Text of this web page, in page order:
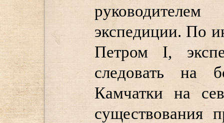
экспедиции. По
Петром I,
следовать на
Камчатки на
существования